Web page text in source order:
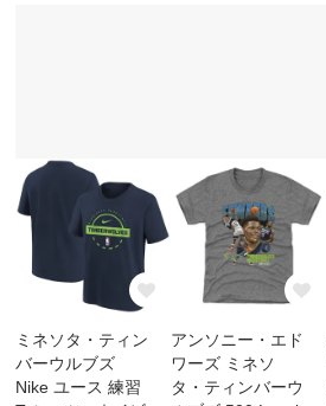
ミネソタ・ティン
バーウルブズ
Nike ユース 練習
アンソニー・エド
ワーズ ミネソ
タ・ティンバーウ